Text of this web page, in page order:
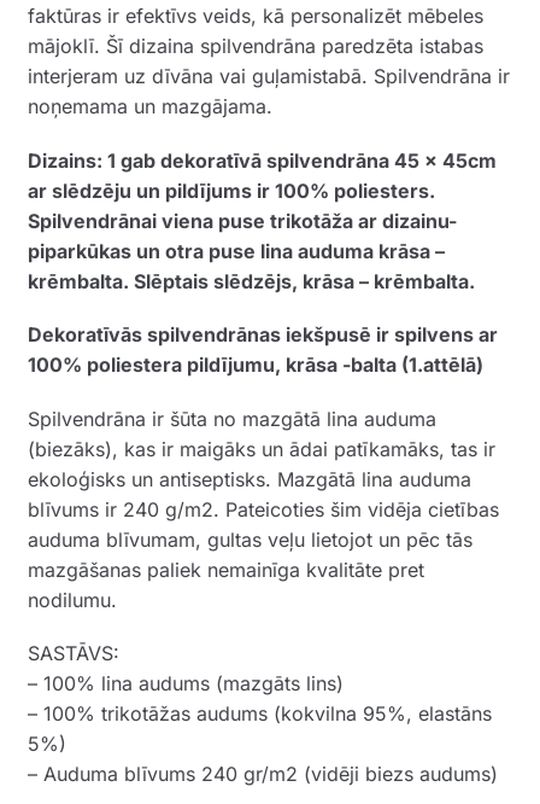
faktūras ir efektīvs veids, kā personalizēt mēbeles
mājoklī. Šī dizaina spilvendrāna paredzēta istabas
interjeram uz dīvāna vai guļamistabā. Spilvendrāna ir
noņemama un mazgājama.
Dizains: 1 gab dekoratīvā spilvendrāna 45 x 45cm
ar slēdzēju un pildījums ir 100% poliesters.
Spilvendrānai viena puse trikotāža ar dizainu-
piparkūkas un otra puse lina auduma krāsa –
krēmbalta. Slēptais slēdzējs, krāsa – krēmbalta.
Dekoratīvās spilvendrānas iekšpusē ir spilvens ar
100% poliestera pildījumu, krāsa -balta (1.attēlā)
Spilvendrāna ir šūta no mazgātā lina auduma
(biezāks), kas ir maigāks un ādai patīkamāks, tas ir
ekoloģisks un antiseptisks. Mazgātā lina auduma
blīvums ir 240 g/m2. Pateicoties šim vidēja cietības
auduma blīvumam, gultas veļu lietojot un pēc tās
mazgāšanas paliek nemainīga kvalitāte pret
nodilumu.
SASTĀVS:
– 100% lina audums (mazgāts lins)
– 100% trikotāžas audums (kokvilna 95%, elastāns
5%)
– Auduma blīvums 240 gr/m2 (vidēji biezs audums)